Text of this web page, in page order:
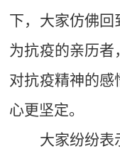
下，大家仿佛回
为抗疫的亲历者，
对抗疫精神的感
心更坚定。
大家纷纷表